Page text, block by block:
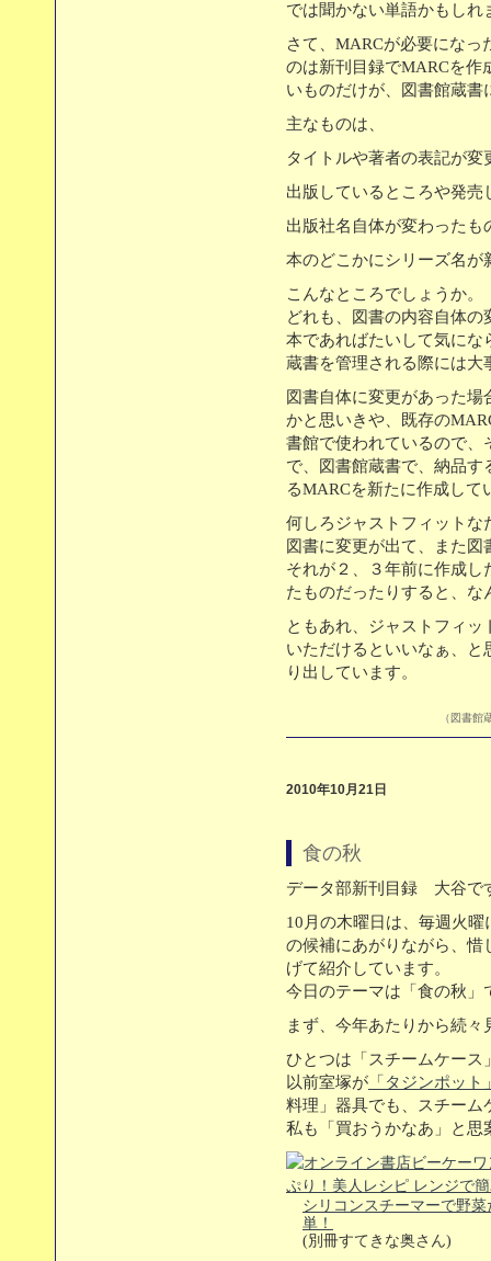
では聞かない単語かもしれ
さて、MARCが必要になっ
のは新刊目録でMARCを作
いものだけが、図書館蔵書
主なものは、
タイトルや著者の表記が変
出版しているところや発
出版社名自体が変わったも
本のどこかにシリーズ名が
こんなところでしょうか。
どれも、図書の内容自体
本であればたいして気にな
蔵書を管理される際には大
図書自体に変更があった
かと思いきや、既存の
書館で使われているので、
で、図書館蔵書で、納品
るMARCを新たに作成して
何しろジャストフィットな
図書に変更が出て、また
それが２、３年前に作成
たものだったりすると、
ともあれ、ジャストフィ
いただけるといいなぁ、
り出しています。
（図書
2010年10月21日
食の秋
データ部新刊目録 大谷で
10月の木曜日は、毎週火
の候補にあがりながら、惜
げて紹介しています。
今日のテーマは「食の秋」
まず、今年あたりから続
ひとつは「スチームケース
以前室塚が 「タジンポット
料理」器具でも、スチーム
私も「買おうかなあ」と思
シリコンスチーマーで野
単！
(別冊すてきな奥さん)